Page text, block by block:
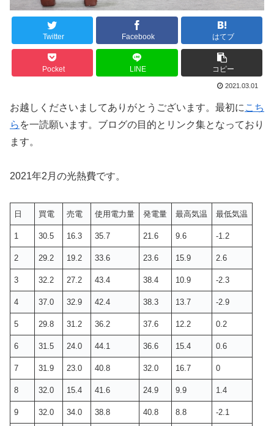
Twitter Facebook はてブ
Pocket LINE コピー
2021.03.01
お越しくださいましてありがとうございます。最初に こち
ら を一読願います。ブログの目的とリンク集となっており
ます。
2021年2月の光熱費です。
日 買電 売電 使用電力量 発電量 最高気温 最低気温
1 30.5 16.3 35.7 21.6 9.6 -1.2
2 29.2 19.2 33.6 23.6 15.9 2.6
3 32.2 27.2 43.4 38.4 10.9 -2.3
4 37.0 32.9 42.4 38.3 13.7 -2.9
5 29.8 31.2 36.2 37.6 12.2 0.2
6 31.5 24.0 44.1 36.6 15.4 0.6
7 31.9 23.0 40.8 32.0 16.7 0
8 32.0 15.4 41.6 24.9 9.9 1.4
9 32.0 34.0 38.8 40.8 8.8 -2.1